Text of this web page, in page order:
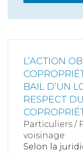
L’ACTION
BAIL D’UN
RESPECT
Particuliers /
voisinage
Selon la